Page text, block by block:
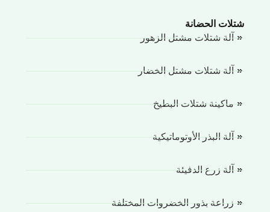
الحضانة
آلة شتلات مشتل الزهور
آلة شتلات مشتل الخضار
ماكينة شتلات البطيخ
آلة البذر الأوتوماتيكية
آلة زرع الدفيئة
زراعة بذور الخضروات المختلفة